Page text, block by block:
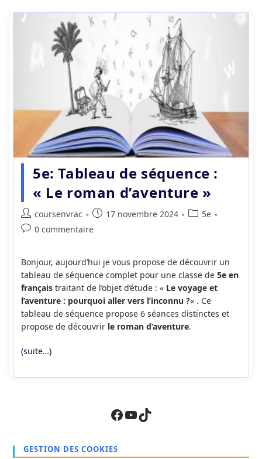
5e: Tableau de séquence :
« Le roman d’aventure »
Auteur/autrice
de
coursenvrac
Publication
publiée :
17 novembre 2024
Post5e
Commentaires
publication :
0 commentaire
Bonjour, aujourd’hui je vous propose de découvrir un
tableau de séquence complet pour une classe de 5e en
françaistraitant de l’objet d’étude : « Le voyage et
l’aventure : pourquoi aller vers l’inconnu ?« . Ce
tableau de séquence propose 6 séances distinctes et
propose de découvrir le roman d’aventure.
(suite…)
Facebook
YouTube
TikTok
GESTION DES COOKIES